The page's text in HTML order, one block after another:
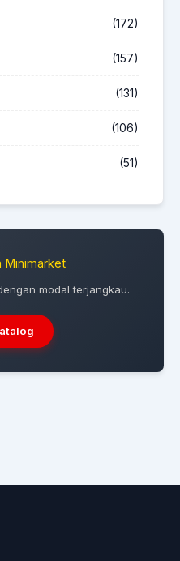
(172)
(157)
(131)
(106)
(51)
Minimarket
modal terjangkau.